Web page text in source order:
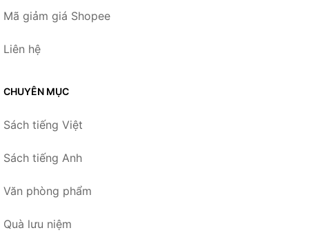
Mã giảm giá Shopee
Liên hệ
CHUYÊN MỤC
Sách tiếng Việt
Sách tiếng Anh
Văn phòng phẩm
Quà lưu niệm